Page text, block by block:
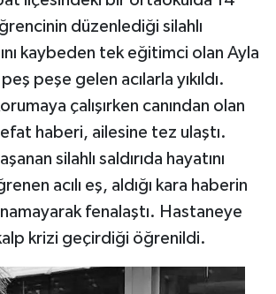
düzenlediği silahlı
kaybeden tek eğitimci olan Ayla
peşe gelen acılarla yıkıldı.
çalışırken canından olan
haberi, ailesine tez ulaştı.
silahlı saldırıda hayatını
acılı eş, aldığı kara haberin
fenalaştı. Hastaneye
kalp krizi geçirdiği öğrenildi.